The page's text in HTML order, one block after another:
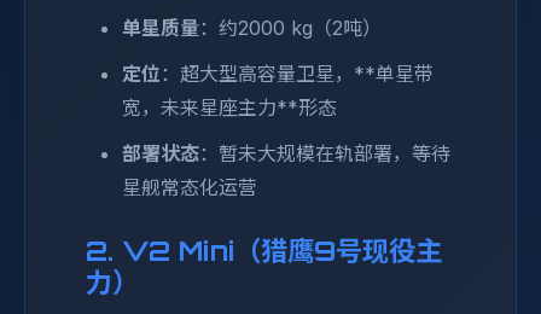
单星质量：约2000 kg（2吨）
定位 ：超大型高容量卫星，**单星带
宽，未来星座主力**形态
部署状态：暂未大规模在轨部署，等待
星舰常态化运营
2. V2 Mini（猎鹰9号现役主
力）